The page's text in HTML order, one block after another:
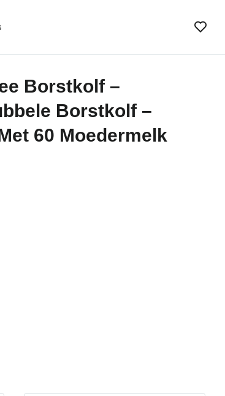
Borstkolf –
Borstkolf –
60 Moedermelk